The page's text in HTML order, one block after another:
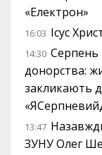
«Електрон»
16:03 Ісус
14:30 Серпень
донорства:
закликають
13:47
ЗУНУ Олег